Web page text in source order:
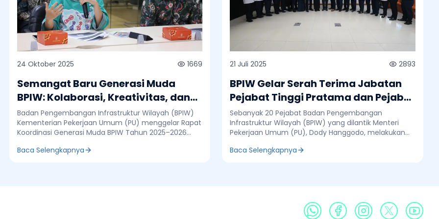
24 Oktober 2025 1669
Semangat Baru Generasi Muda
BPIW: Kolaborasi, Kreativitas, dan
Kontribusi untuk Negeri
Badan Pengembangan Infrastruktur Wilayah (BPIW)
Kementerian Pekerjaan Umum (PU) menggelar Rapat
Koordinasi Generasi Muda BPIW Tahun 2025–2026
(24/10). Kegiatan ini bertujuan untuk memperkuat
Baca Selengkapnya
21 Juli 2025 2893
BPIW Gelar Serah Terima Jabatan
Pejabat Tinggi Pratama dan Pejabat
Administrator
Sebanyak 20 Pejabat Badan Pengembangan
Infrastruktur Wilayah (BPIW) yang dilantik Menteri
Pekerjaan Umum (PU), Dody Hanggodo, melakukan
Juli 2025. Serah terima dilakukan secara simbolis
Zevi Azzaino sebagai Kepala Pusat Pengembangan
Infrastruktur Wilayah Nasional, Benny Hermawan
Baca Selengkapnya